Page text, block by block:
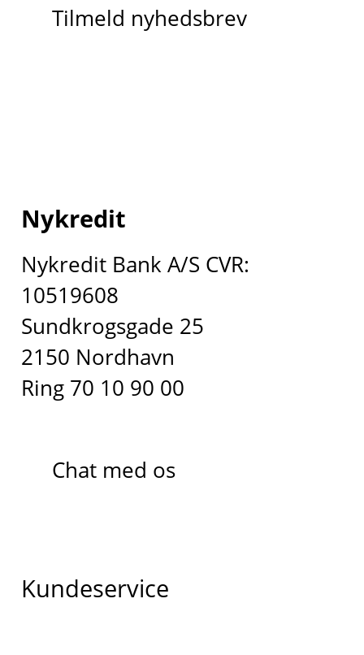
Tilmeld nyhedsbrev
Nykredit
Nykredit Bank A/S CVR:
10519608
Sundkrogsgade 25
2150 Nordhavn
Ring 70 10 90 00
Chat med os
Kundeservice